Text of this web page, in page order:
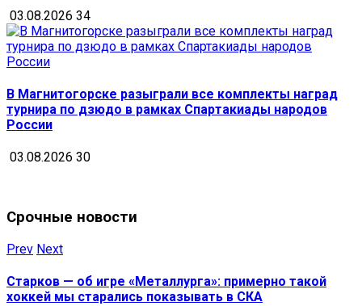
03.08.2026 34
В Магнитогорске разыграли все комплекты наград
турнира по дзюдо в рамках Спартакиады народов
России
03.08.2026 30
Срочные новости
Prev Next
Старков — об игре «Металлурга»: примерно такой
хоккей мы старались показывать в СКА